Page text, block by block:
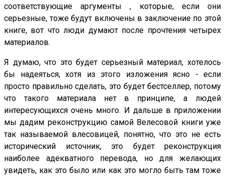
соответствующие аргументы , которые, если они
серьезные, тоже будут включены в заключение по этой
книге, вот что люди думают после прочтения четырех
материалов.
Я думаю, что это будет серьезный материал, хотелось
бы надеяться, хотя из этого изложения ясно - если
просто правильно сделать, это будет бестселлер, потому
что такого материала нет в принципе, а людей
интересующихся очень много. И дальше в приложении
мы дадим реконструкцию самой Велесовой книги уже
так называемой влесовицей, понятно, что это не есть
исторический источник, это будет реконструкция
наиболее адекватного перевода, но для желающих
увидеть, как это было или как это могло быть там тоже